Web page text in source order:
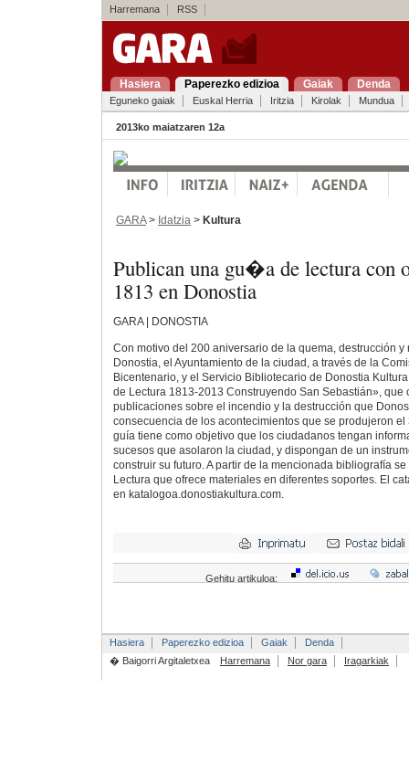
Harremana RSS
Hasiera Paperezko edizioa Gaiak Denda
Eguneko gaiak Euskal Herria Iritzia Kirolak Mundua
2013ko maiatzaren 12a
GARA> Idatzia > Kultura
Publican una gu�a de lectura con
1813 en Donostia
GARA | DONOSTIA
Con motivo del 200 aniversario de la quema, destrucción y
Donostia, el Ayuntamiento de la ciudad, a través de la
Bicentenario, y el Servicio Bibliotecario de Donostia
de Lectura 1813-2013 Construyendo San Sebastián», que
publicaciones sobre el incendio y la destrucción que
consecuencia de los acontecimientos que se produjeron
guía tiene como objetivo que los ciudadanos tengan
sucesos que asolaron la ciudad, y dispongan de un
construir su futuro. A partir de la mencionada bibliografía
Lectura que ofrece materiales en diferentes soportes. El
en katalogoa.donostiakultura.com.
Gehitu artikuloa:
Hasiera Paperezko edizioa Gaiak
Denda
� Baigorri Argitaletxea
Harremana Nor gara Iragarkiak